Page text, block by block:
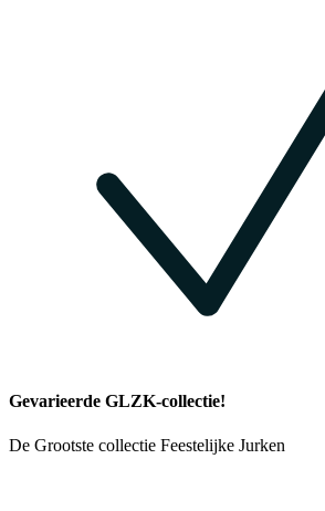
Gevarieerde GLZK-collectie!
De Grootste collectie Feestelijke Jurken